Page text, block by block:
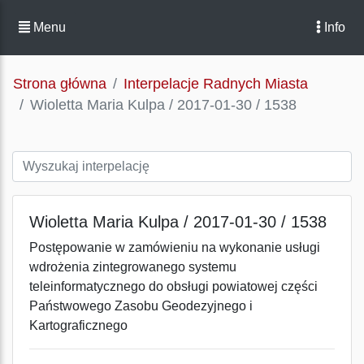
Menu Info
Strona główna
Interpelacje Radnych Miasta
Wioletta Maria Kulpa / 2017-01-30 / 1538
Wioletta Maria Kulpa / 2017-01-30 / 1538
Postępowanie w zamówieniu na wykonanie usługi
wdrożenia zintegrowanego systemu
teleinformatycznego do obsługi powiatowej części
Państwowego Zasobu Geodezyjnego i
Kartograficznego